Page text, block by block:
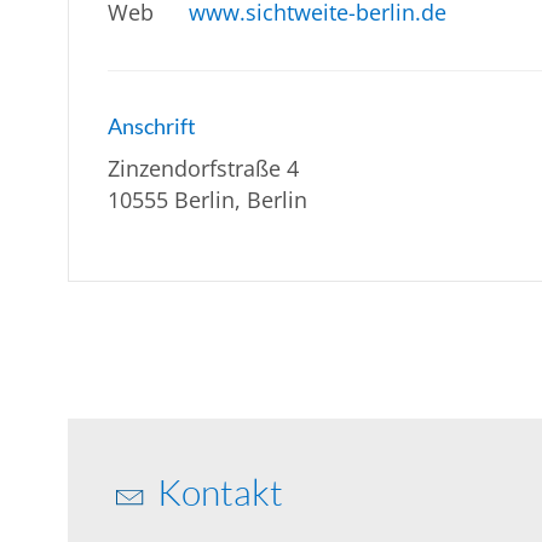
Web
www.sichtweite-berlin.de
Anschrift
Zinzendorfstraße 4
10555 Berlin, Berlin
Kontakt